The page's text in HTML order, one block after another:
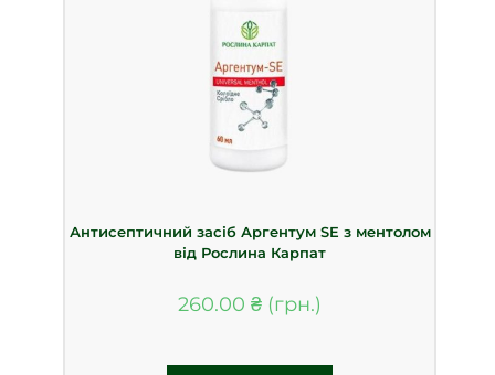
Антисептичний засіб Аргентум SE з ментолом
від Рослина Карпат
260.00 ₴